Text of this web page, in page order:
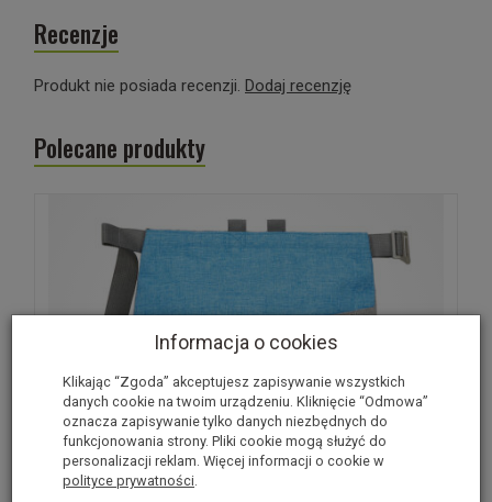
Recenzje
Produkt nie posiada recenzji. Dodaj recenzję
Polecane produkty
Informacja o cookies
Klikając “Zgoda” akceptujesz zapisywanie wszystkich
danych cookie na twoim urządzeniu. Kliknięcie “Odmowa”
oznacza zapisywanie tylko danych niezbędnych do
funkcjonowania strony. Pliki cookie mogą służyć do
personalizacji reklam. Więcej informacji o cookie w
polityce prywatności.